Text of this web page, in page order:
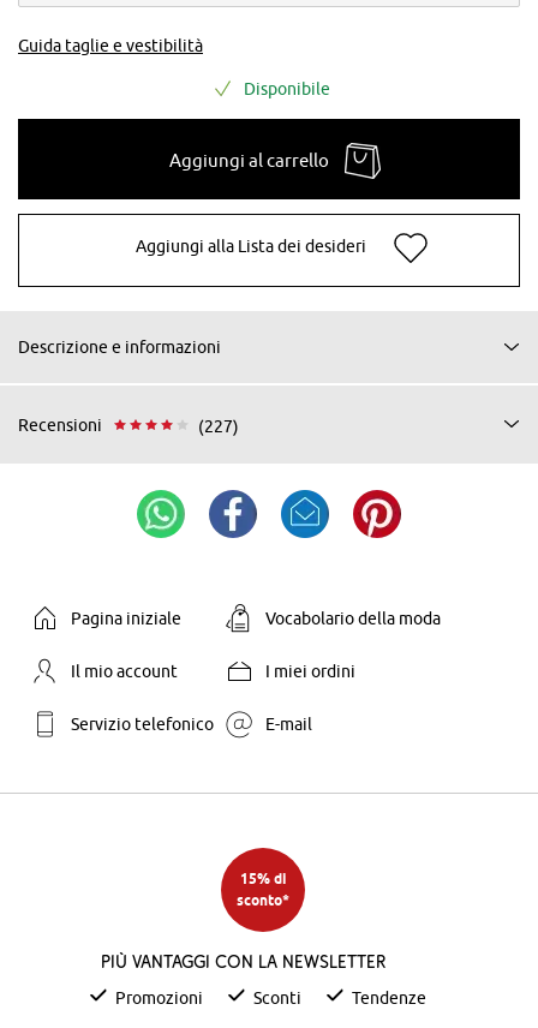
Guida taglie e vestibilità
Disponibile
Aggiungi al carrello
Aggiungi alla Lista dei desideri
Descrizione e informazioni
Recensioni (227)
Pagina iniziale Vocabolario della moda
Il mio account I miei ordini
Servizio telefonico E-mail
15% di
sconto*
Più vantaggi con la newsletter
Promozioni Sconti Tendenze